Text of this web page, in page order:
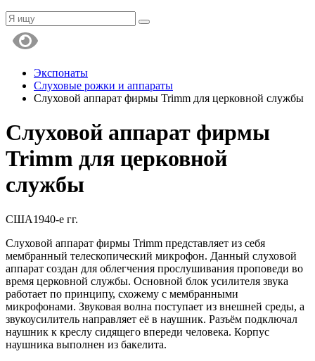
Экспонаты
Слуховые рожки и аппараты
Слуховой аппарат фирмы Trimm для церковной службы
Слуховой аппарат фирмы
Trimm для церковной
службы
США1940-е гг.
Слуховой аппарат фирмы Trimm представляет из себя
мембранный телескопический микрофон. Данный слуховой
аппарат создан для облегчения прослушивания проповеди во
время церковной службы. Основной блок усилителя звука
работает по принципу, схожему с мембранными
микрофонами. Звуковая волна поступает из внешней среды, а
звукоусилитель направляет её в наушник. Разъём подключал
наушник к креслу сидящего впереди человека. Корпус
наушника выполнен из бакелита.